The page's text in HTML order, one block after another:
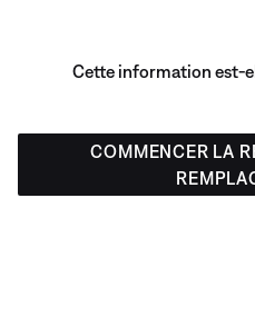
Cette information est-
COMMENCER LA